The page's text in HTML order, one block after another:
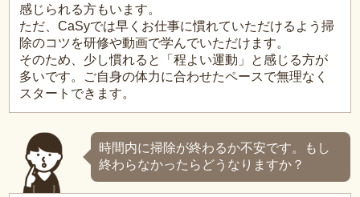
感じられる方もいます。
ただ、CaSyでは早くお仕事に慣れていただけるよう掃
除のコツを研修や動画で学んでいただけます。
そのため、少し慣れると「程よい運動」と感じる方が
多いです。ご自身の体力に合わせたペースで無理なく
スタートできます。
時間内に掃除が終わるか不安です。もし
終わらなかったらどうなりますか？